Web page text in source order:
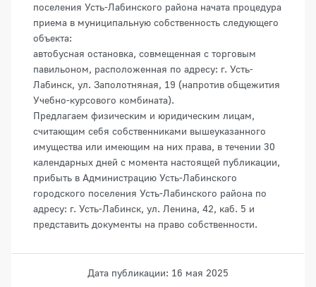
поселения Усть-Лабинского района начата процедура
приема в муниципальную собственность следующего
объекта:
автобусная остановка, совмещенная с торговым
павильоном, расположенная по адресу: г. Усть-
Лабинск, ул. Заполотняная, 19 (напротив общежития
Учебно-курсового комбината).
Предлагаем физическим и юридическим лицам,
считающим себя собственниками вышеуказанного
имущества или имеющим на них права, в течении 30
календарных дней с момента настоящей публикации,
прибыть в Администрацию Усть-Лабинского
городского поселения Усть-Лабинского района по
адресу: г. Усть-Лабинск, ул. Ленина, 42, каб. 5 и
представить документы на право собственности.
Дата публикации: 16 мая 2025